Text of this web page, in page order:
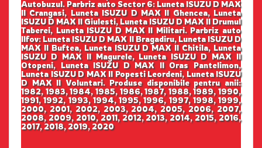
Autobuzul. Parbriz auto Sector 6: Luneta ISUZU D MAX
II Crangasi, Luneta ISUZU D MAX II Ghencea, Luneta
ISUZU D MAX II Giulesti, Luneta ISUZU D MAX II Drumul
Taberei, Luneta ISUZU D MAX II Militari. Parbriz auto
Ilfov: Luneta ISUZU D MAX II Bragadiru, Luneta ISUZU D
MAX II Buftea, Luneta ISUZU D MAX II Chitila, Luneta
ISUZU D MAX II Magurele, Luneta ISUZU D MAX II
Otopeni, Luneta ISUZU D MAX II Oras Pantelimon,
Luneta ISUZU D MAX II Popesti Leordeni, Luneta ISUZU
D MAX II Voluntari. Produse disponibile pentru anii:
1982, 1983, 1984, 1985, 1986, 1987, 1988, 1989, 1990,
1991, 1992, 1993, 1994, 1995, 1996, 1997, 1998, 1999,
2000, 2001, 2002, 2003, 2004, 2005, 2006, 2007,
2008, 2009, 2010, 2011, 2012, 2013, 2014, 2015, 2016,
2017, 2018, 2019, 2020